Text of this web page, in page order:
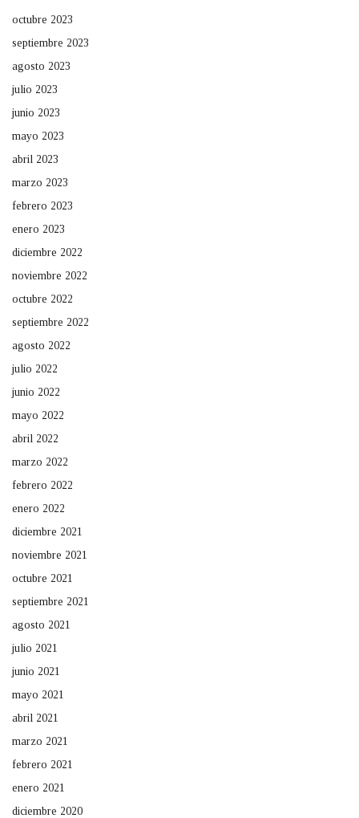
octubre 2023
septiembre 2023
agosto 2023
julio 2023
junio 2023
mayo 2023
abril 2023
marzo 2023
febrero 2023
enero 2023
diciembre 2022
noviembre 2022
octubre 2022
septiembre 2022
agosto 2022
julio 2022
junio 2022
mayo 2022
abril 2022
marzo 2022
febrero 2022
enero 2022
diciembre 2021
noviembre 2021
octubre 2021
septiembre 2021
agosto 2021
julio 2021
junio 2021
mayo 2021
abril 2021
marzo 2021
febrero 2021
enero 2021
diciembre 2020